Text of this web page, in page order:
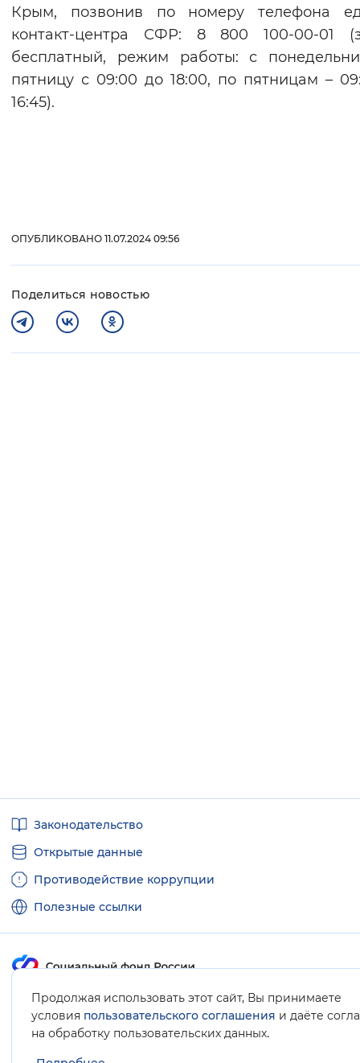
Крым, позвонив по номеру телефона
контакт-центра СФР: 8 800 100-00-01
бесплатный, режим работы: с
пятницу с 09:00 до 18:00, по пятницам ­–
16:45).
ОПУБЛИКОВАНО 11.07.2024 09:56
Поделиться новостью
Продолжая использовать этот сайт, Вы принимаете
условия пользовательского соглашения и даёте
на обработку пользовательских данных.
ссылкиЗаконодательство
Открытые данные
Противодействие коррупции
Полезные ссылки
Карта сайта